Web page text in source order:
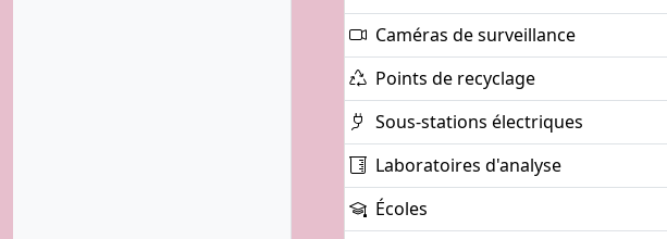
Caméras de surveillance
Points de recyclage
Sous-stations électriques
Laboratoires d'analyse
Écoles